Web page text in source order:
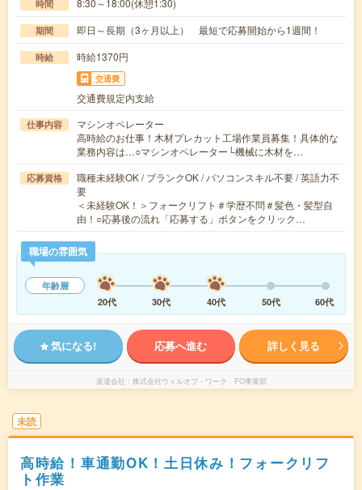
時間 8:30～18:00(休憩1:30)
期間 即日～長期（3ヶ月以上） 最短で応募開始から1週間！
時給 時給1370円
交通費
交通費規定内支給
仕事内容
マシンオペレーター
高時給のお仕事！木材プレカット工場作業員募集！具体的な
業務内容は…○マシンオペレーター└機械に木材を…
応募資格
職種未経験OK / ブランクOK / パソコンスキル不要 / 英語力不
要
＜未経験OK！＞フォークリフト＃学歴不問＃髪色・髪型自
由！○応募後の流れ「応募する」ボタンをクリック…
職場の雰囲気
年齢層
20代
30代 40代 50代 60代
気になる! 応募へ進む 詳しく見る
派遣会社 株式会社ウィルオブ・ワーク FO事業部
未読
高時給！車通勤OK！土日休み！フォークリフ
ト作業